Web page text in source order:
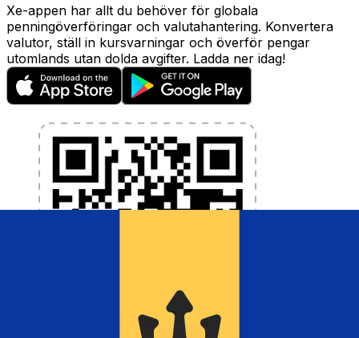
Xe-appen har allt du behöver för globala
penningöverföringar och valutahantering. Konvertera
valutor, ställ in kursvarningar och överför pengar
utomlands utan dolda avgifter. Ladda ner idag!